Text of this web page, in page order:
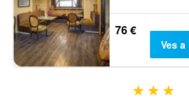
76 €
Ves
3